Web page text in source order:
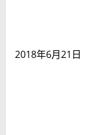
2018年6月21日